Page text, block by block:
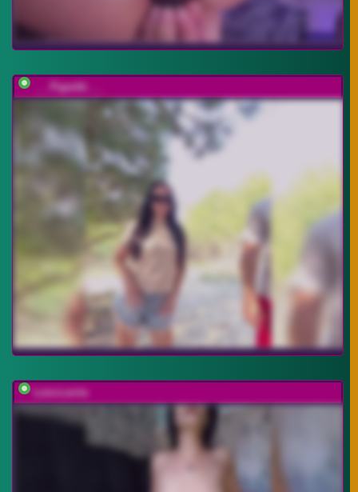
___Pypsiki___
Lois-Lorrie